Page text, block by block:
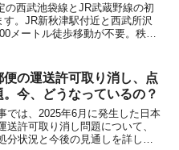
の西武池袋線とJR武蔵野線の初
。JR新秋津駅付近と西武所沢
メートル徒歩移動が不要。秩父
便の運送許可取り消し、点
。今、どうなっているの？
では、2025年6月に発生した日本
送許可取り消し問題について、
分状況と今後の見通しを詳しく